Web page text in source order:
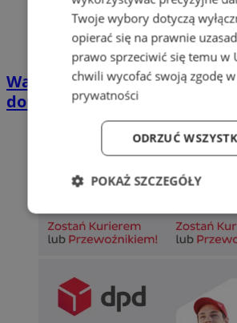
Wakacyjny wypoczynek nad
domkach Szmaragdowe
Twoje wybory dotyczą
opierać się na prawnie
prawo sprzeciwić się temu w
chwili wycofać swoją zgodę w
prywatności
ODRZUĆ
POKAŻ SZCZEGÓŁY
Niezbędne